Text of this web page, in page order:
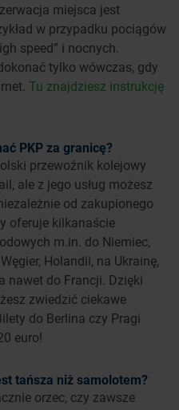
miejsca jest
w przypadku pociągów
speed” i nocnych.
tylko wówczas, gdy
Tu znajdziesz instrukcję
PKP za granicę?
przewoźnik kolejowy
ale z jego usług możesz
od zakupionego
oferuje kilkanaście
m.in. do Niemiec,
Holandii, na Ukrainę,
nawet do Francji. Dzięki
zwiedzić ciekawe
do Berlina czy Pragi
euro!
tańsza niż samolotem?
orzec, czy zawsze